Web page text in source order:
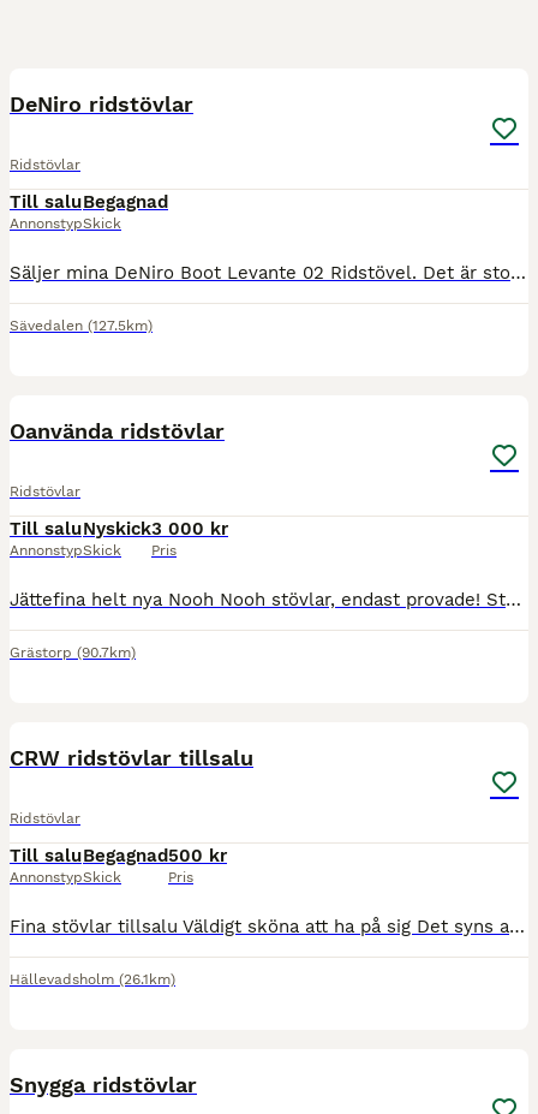
DeNiro ridstövlar
Ridstövlar
Till salu
Annonstyp
Begagnad
Skick
Säljer mina DeNiro Boot Levante 02 Ridstövel. Det är storlek 38 MA XL. 46,5 i höjd och 38,7 i vadmått. Nypris 6999kr. Endast putsade med De Niros egna produkter. Säljs då de inte passar längre. Lite s
Sävedalen (127.5km)
Oanvända ridstövlar
Ridstövlar
Till salu
Annonstyp
Nyskick
Skick
3 000 kr
Pris
Jättefina helt nya Nooh Nooh stövlar, endast provade! Storlek 41 - 1 High Säljer endast för att dem Inte passar. Utan snörning
Grästorp (90.7km)
CRW ridstövlar tillsalu
Ridstövlar
Till salu
Annonstyp
Begagnad
Skick
500 kr
Pris
Fina stövlar tillsalu Väldigt sköna att ha på sig Det syns att de är använda men inte mer än vad det gör på bilderna. Mvh Elin
Hällevadsholm (26.1km)
Snygga ridstövlar